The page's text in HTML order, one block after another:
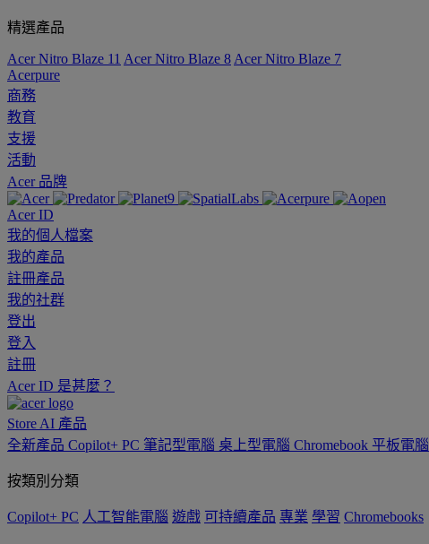
精選產品
Acer Nitro Blaze 11 Acer Nitro Blaze 8 Acer Nitro Blaze 7
Acerpure
商務
教育
支援
活動
Acer 品牌
Acer ID
我的個人檔案
我的產品
註冊產品
我的社群
登出
登入
註冊
Acer ID 是甚麼？
Store AI 產品
全新產品 Copilot+ PC 筆記型電腦 桌上型電腦 Chromebook 平板電腦
按類別分類
Copilot+ PC 人工智能電腦 遊戲 可持續產品 專業 學習 Chromebooks